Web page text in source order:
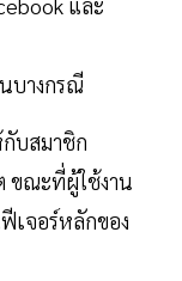
บางกรณี
บสมาชิก
ขณะที่ผู้ใช้งาน
เจอร์หลักของ